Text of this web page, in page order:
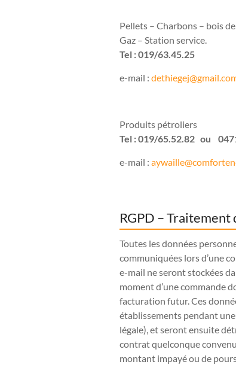
Pellets – Charbons – bois
Gaz – Station service.
Tel : 019/63.45.25
e-mail : dethiegej@g
Produits pétroliers
Tel : 019/65.52.82 ou
e-mail :
RGPD – Traitement
Toutes les données
communiquées lors d’une
e-mail ne seront stockées
moment d’une commande
facturation futur. Ces
établissements pendant
légale), et seront ensuite
contrat quelconque
montant impayé ou de